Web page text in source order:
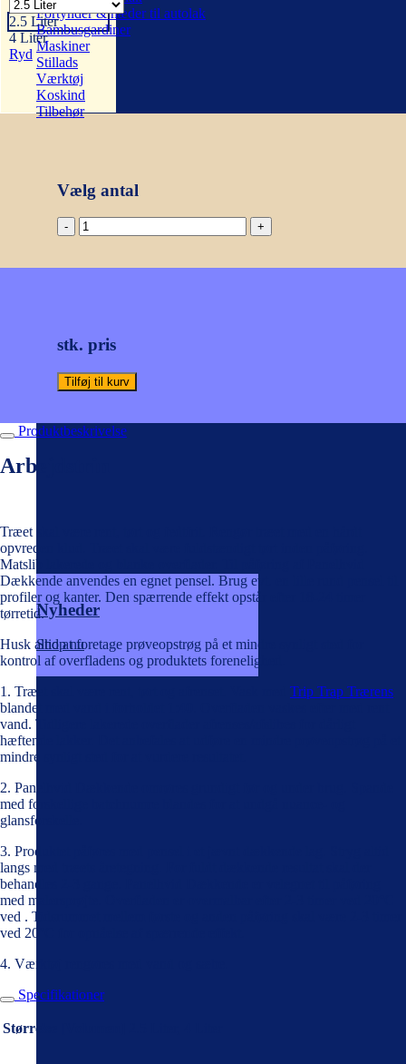
Fortynder & hæder til autolak
Bambusgardiner
Maskiner
Stillads
Værktøj
Koskind
Tilbehør
Nyheder
Shop nu
2.5 Liter
4 Liter
Ryd
Vælg antal
Trip
Trap
Dækkende
størrelser
antal
stk. pris
Tilføj til kurv
Produktbeskrivelse
Arbejdstrin
Træet skal være rent, tørt og fedtfrit. Rengør træet med en hårdt
opvreden klud. Træet skal være fuldstændigt tørt inden påføring.
Matslib lakerede og blanke overflader. Til påføring af Panelhvid
Dækkende anvendes en egnet pensel. Brug evt. en lille rund pensel til
profiler og kanter. Den spærrende effekt opstår efter 18-24 timer
tørretid.
Husk altid at foretage prøveopstrøg på et mindre synligt sted for
kontrol af overfladens og produktets forenelighed.
1. Træet skal være rent, tørt og afrenset. Vask med Trip Trap Trærens
blandet med vand i forholdet 1:40. Overfladen vaskes efter med rent
vand. Tidligere lakerede overflader afrenses/afslibes for dårligt
hæftende lakker. Det anbefales at udføre en mindre prøveopstrøg på et
mindre synligt sted for at vurdere resultatet.
2. Panelhvid Dækkende omrøres grundigt før og under brug. Spande
med forskellige batchnumre blandes for at undgå nuance- og
glansforskelle.
3. Produktet påføres med pensel i et jævnt dækkende lag. Stryg altid
langs med træ­ets åretegning. For fuldt dækkende resultat skal der
behandles 2-3 gange. Panelhvid Dækkende er velegnet til påføring
med malersprøjte. Overfladen er overmalbar efter 2-3 timer ved 20°C
ved . Tidsrummet mellem første og anden påføring skal være 2-3 timer
ved 20°C for opnåelse af spærrende effekt.
4. Værktøj rengøres med vand og sæbe.
Specifikationer
Størrelse [Volumen]